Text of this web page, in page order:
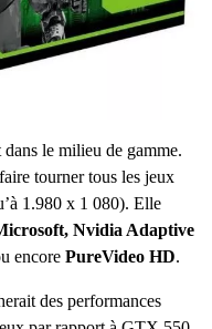
le milieu de gamme.
tourner tous les jeux
1.980 x 1 080). Elle
Nvidia Adaptive
encore PureVideo HD.
des performances